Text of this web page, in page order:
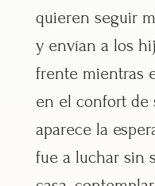
quieren seguir
y envían a los
frente mientras
en el confort de
aparece la
fue a luchar sin